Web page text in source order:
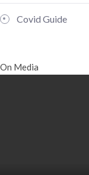
Covid Guide
On Media